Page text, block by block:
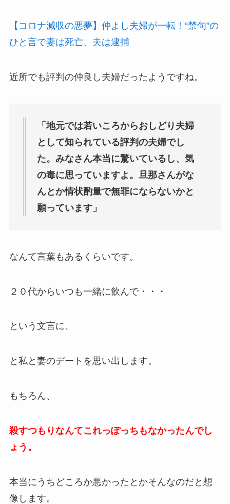
【コロナ減収の悪夢】仲よし夫婦が一転！“禁句”の
ひと言で妻は死亡、夫は逮捕
近所でも評判の仲良し夫婦だったようですね。
「地元では若いころからおしどり夫婦
として知られている評判の夫婦でし
た。みなさん本当に驚いているし、気
の毒に思っていますよ。旦那さんがな
んとか情状酌量で無罪にならないかと
願っています」
なんて言葉もあるくらいです。
２０代からいつも一緒に飲んで・・・
という文言に、
と私と妻のデートを思い出します。
もちろん、
殺すつもりなんてこれっぽっちもなかったんでし
ょう。
本当にうちどころか悪かったとかそんなのだと想
像します。